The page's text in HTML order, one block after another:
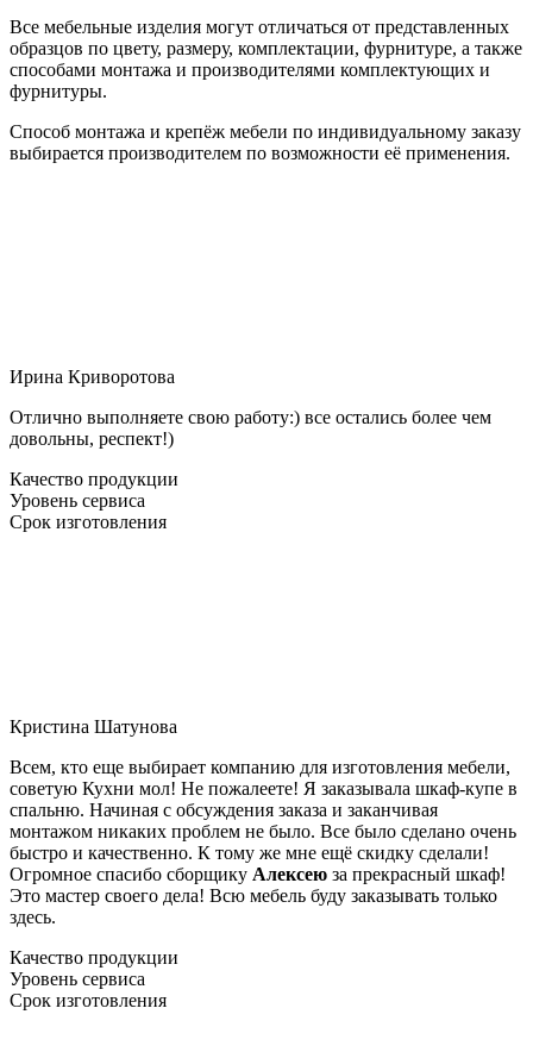
Все мебельные изделия могут отличаться от представленных
образцов по цвету, размеру, комплектации, фурнитуре, а также
способами монтажа и производителями комплектующих и
фурнитуры.
Способ монтажа и крепёж мебели по индивидуальному заказу
выбирается производителем по возможности её применения.
Ирина Криворотова
Отлично выполняете свою работу:) все остались более чем
довольны, респект!)
Качество продукции
Уровень сервиса
Срок изготовления
Кристина Шатунова
Всем, кто еще выбирает компанию для изготовления мебели,
советую Кухни мол! Не пожалеете! Я заказывала шкаф-купе в
спальню. Начиная с обсуждения заказа и заканчивая
монтажом никаких проблем не было. Все было сделано очень
быстро и качественно. К тому же мне ещё скидку сделали!
Огромное спасибо сборщику Алексею за прекрасный шкаф!
Это мастер своего дела! Всю мебель буду заказывать только
здесь.
Качество продукции
Уровень сервиса
Срок изготовления